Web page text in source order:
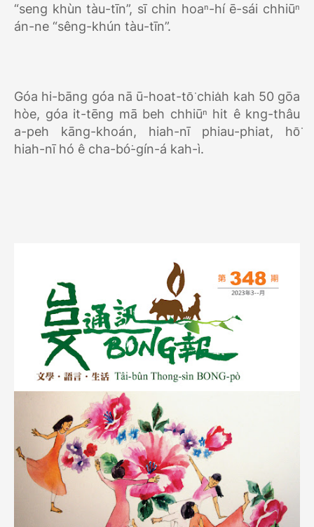
“seng khùn tàu-tīn”, sī chin hoaⁿ-hí ē-sái chhiūⁿ
án-ne “sêng-khún tàu-tīn”.
Góa hi-bāng góa nā ū-hoat-tō͘ chia̍h kah 50 gōa
hòe, góa it-tēng mā beh chhiūⁿ hit ê kng-thâu
a-peh kāng-khoán, hiah-nī phiau-phiat, hō͘
hiah-nī hó ê cha-bó͘-gín-á kah-ì.